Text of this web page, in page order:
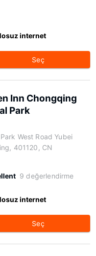
internet
Seç
Inn Chongqing
Park
West Road Yubei
401120, CN
9 değerlendirme
internet
Seç